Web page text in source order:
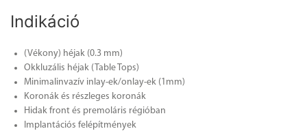
Indikáció
(Vékony) héjak (0.3 mm)
Okkluzális héjak (Table Tops)
Minimalinvazív inlay-ek/onlay-ek (1mm)
Koronák és részleges koronák
Hidak front és premoláris régióban
Implantációs felépítmények